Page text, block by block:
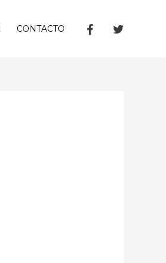
CONTACTO